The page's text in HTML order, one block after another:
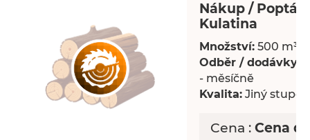
Nákup /
Kulatina
Množství: 500 m³
Odběr / dodávky:
- měsíčně
Kvalita: Jiný
Cena : Cena